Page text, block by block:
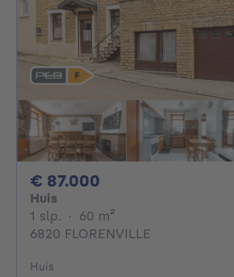
€ 87.000
Huis
1 slp. 1 slaapkamer
· 60 m²
6820 FLORENVILLE
Huis